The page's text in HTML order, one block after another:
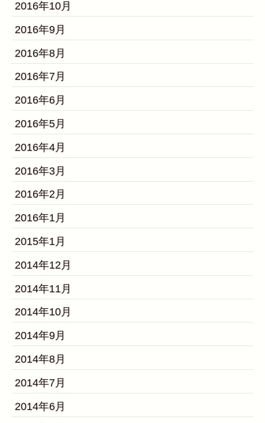
2016年10月
2016年9月
2016年8月
2016年7月
2016年6月
2016年5月
2016年4月
2016年3月
2016年2月
2016年1月
2015年1月
2014年12月
2014年11月
2014年10月
2014年9月
2014年8月
2014年7月
2014年6月